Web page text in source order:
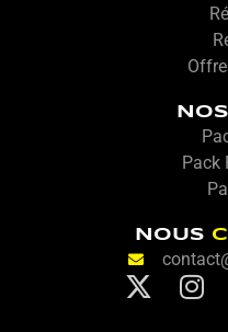
NOS
Pack
NOUS
X
I